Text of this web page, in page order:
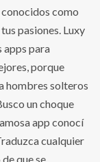
como
pasiones. Luxy
apps para
porque
hombres solteros
un choque
app conocí
cualquier
que se